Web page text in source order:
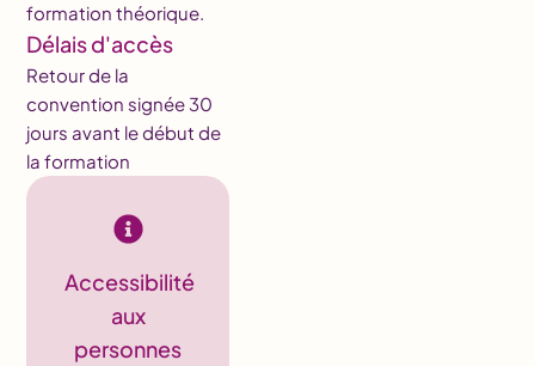
formation théorique.
Délais d'accès
Retour de la
convention signée 30
jours avant le début de
la formation
Accessibilité
aux
personnes